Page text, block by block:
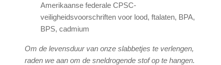
Amerikaanse federale CPSC-
veiligheidsvoorschriften voor lood, ftalaten, BPA,
BPS, cadmium
Om de levensduur van onze slabbetjes te verlengen,
raden we aan om de sneldrogende stof op te hangen.